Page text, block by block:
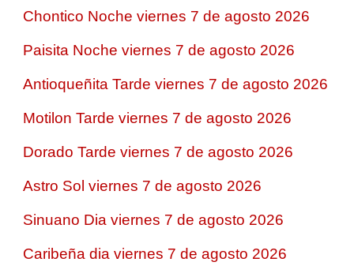
Chontico Noche viernes 7 de agosto 2026
Paisita Noche viernes 7 de agosto 2026
Antioqueñita Tarde viernes 7 de agosto 2026
Motilon Tarde viernes 7 de agosto 2026
Dorado Tarde viernes 7 de agosto 2026
Astro Sol viernes 7 de agosto 2026
Sinuano Dia viernes 7 de agosto 2026
Caribeña dia viernes 7 de agosto 2026